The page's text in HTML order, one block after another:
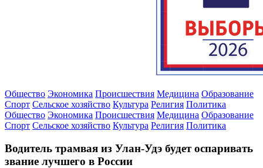
Общество Экономика Происшествия Медицина Образование
Спорт Сельское хозяйство Культура Религия Политика
Общество Экономика Происшествия Медицина Образование
Спорт Сельское хозяйство Культура Религия Политика
Водитель трамвая из Улан-Удэ будет оспаривать
звание лучшего в России